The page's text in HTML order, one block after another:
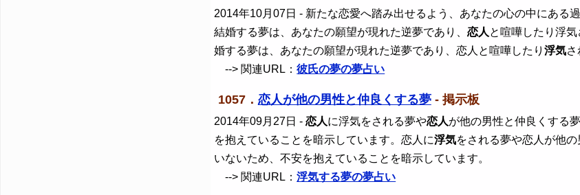
2014年10月07日 - 新たな恋愛へ踏み出せるよう、あなたの心の中にある
結婚する夢は、あなたの願望が現れた逆夢であり、恋人 と喧嘩したり浮
婚する夢は、あなたの願望が現れた逆夢であり、恋人と喧嘩したり浮気
--> 関連URL：彼氏の夢の夢占い
1057． 恋人が他の男性と仲良くする夢- 掲示板
2014年09月27日 -恋人に浮気をされる夢や恋人が他の男性と仲良くする
を抱えていることを暗示しています。恋人に浮気をされる夢や恋人が他
いないため、不安を抱えていることを暗示しています。
--> 関連URL：浮気する夢の夢占い